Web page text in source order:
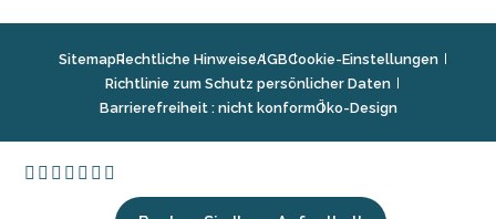
SitemapRechtliche HinweiseAGBCookie-Einstellungen
Richtlinie zum Schutz persönlicher Daten
Barrierefreiheit : nicht konformÖko-Design